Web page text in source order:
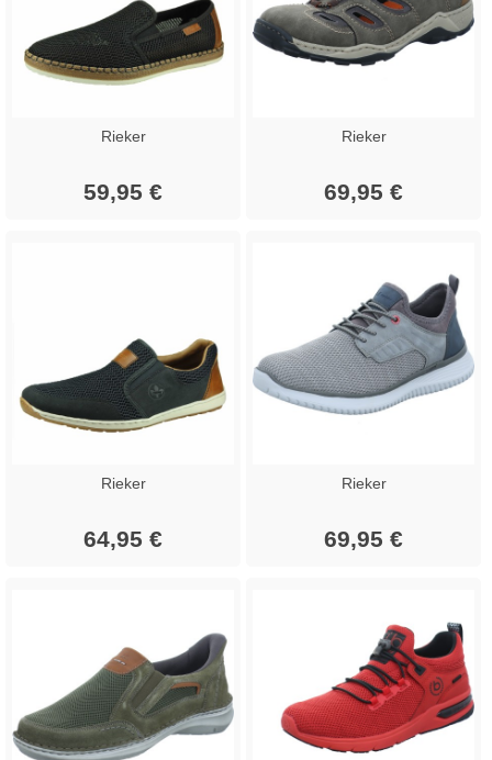
Rieker
59,95 €
Rieker
69,95 €
Rieker
64,95 €
Rieker
69,95 €